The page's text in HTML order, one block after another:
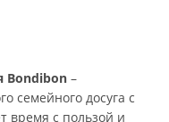
Bondibon –
семейного досуга с
время с пользой и